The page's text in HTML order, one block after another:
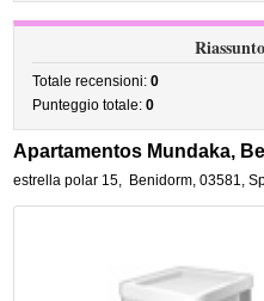
Totale recensioni:0
Punteggio totale:0
Apartamentos Mundaka,
estrella polar 15, Benidorm,03581,